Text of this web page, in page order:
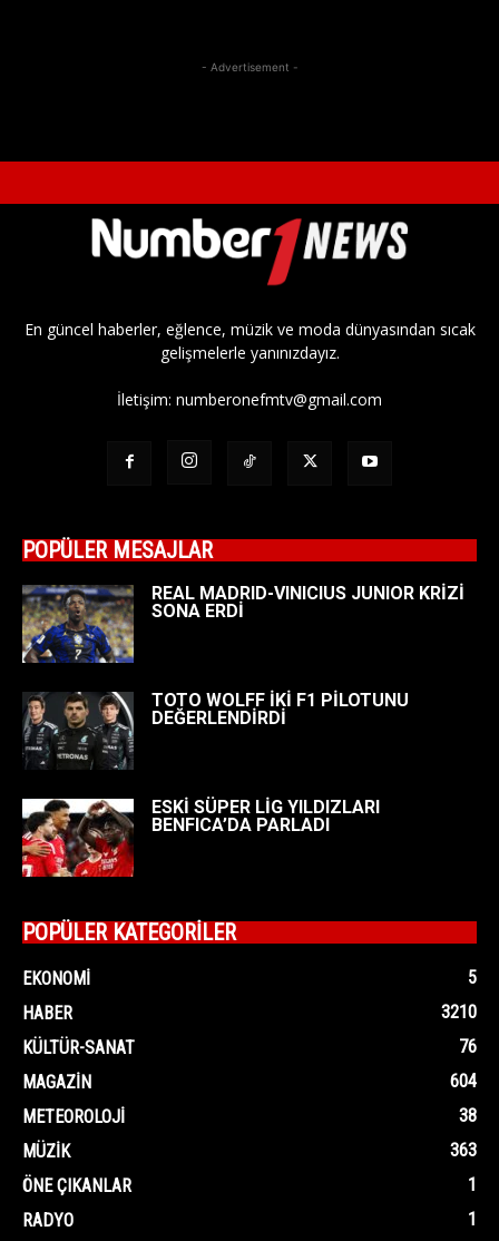
- Advertisement -
En güncel haberler, eğlence, müzik ve moda dünyasından sıcak
gelişmelerle yanınızdayız.
İletişim: numberonefmtv@gmail.com
POPÜLER MESAJLAR
REAL MADRID-VINICIUS JUNIOR KRİZİ
SONA ERDİ
TOTO WOLFF İKİ F1 PİLOTUNU
DEĞERLENDİRDİ
ESKİ SÜPER LİG YILDIZLARI
BENFICA’DA PARLADI
POPÜLER KATEGORİLER
EKONOMI
5
HABER
3210
KÜLTÜR-SANAT
76
MAGAZIN
604
METEOROLOJI
38
MÜZIK
363
ÖNE ÇIKANLAR
1
RADYO
1